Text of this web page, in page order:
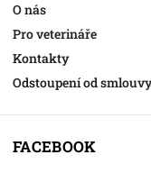
O nás
Pro veterináře
Kontakty
Odstoupení od
FACEBOOK